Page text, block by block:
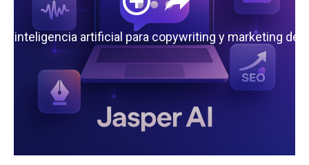
la inteligencia artificial para copywriting y marketing de